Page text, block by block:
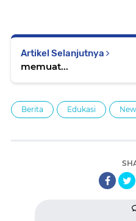
Artikel Selanjutnya
memuat...
Berita Edukasi